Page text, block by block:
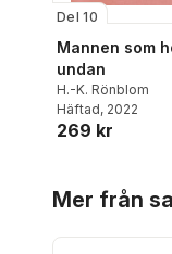
Del 10
Mannen som
undan
H.-K. Rönblom
Häftad, 2022
269 kr
Mer från